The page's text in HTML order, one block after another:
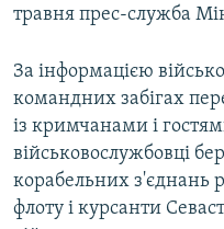
травня прес-служба
За інформацією
командних забігах
із кримчанами і
військовослужбовці
корабельних з'єднань
флоту і курсанти